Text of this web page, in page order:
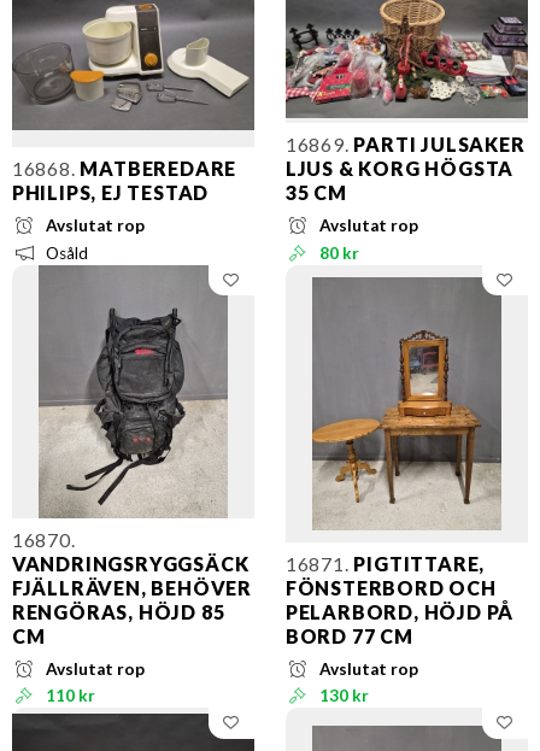
16868. MATBEREDARE
PHILIPS, EJ TESTAD
Avslutat rop
Osåld
16869. PARTI JULSAKER
LJUS & KORG HÖGSTA
35 CM
Avslutat rop
80 kr
16870.
VANDRINGSRYGGSÄCK
FJÄLLRÄVEN, BEHÖVER
RENGÖRAS, HÖJD 85
CM
Avslutat rop
110 kr
16871. PIGTITTARE,
FÖNSTERBORD OCH
PELARBORD, HÖJD PÅ
BORD 77 CM
Avslutat rop
130 kr